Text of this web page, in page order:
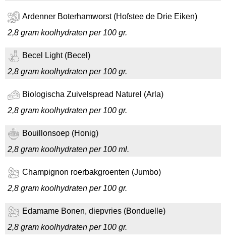
Ardenner Boterhamworst (Hofstee de Drie Eiken)
2,8 gram koolhydraten per 100 gr.
Becel Light (Becel)
2,8 gram koolhydraten per 100 gr.
Biologischa Zuivelspread Naturel (Arla)
2,8 gram koolhydraten per 100 gr.
Bouillonsoep (Honig)
2,8 gram koolhydraten per 100 ml.
Champignon roerbakgroenten (Jumbo)
2,8 gram koolhydraten per 100 gr.
Edamame Bonen, diepvries (Bonduelle)
2,8 gram koolhydraten per 100 gr.